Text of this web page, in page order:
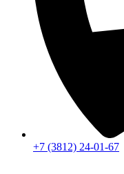
+7 (3812) 24-01-67